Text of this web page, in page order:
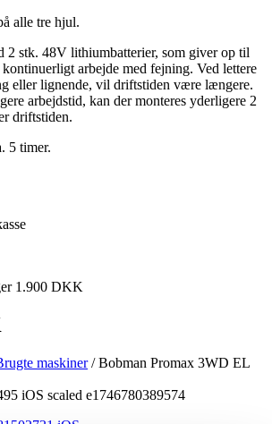
alle tre hjul.
2 stk. 48V lithiumbatterier, som giver op til
arbejde med fejning. Ved lettere
eller lignende, vil driftstiden være længere.
arbejdstid, kan der monteres yderligere 2
driftstiden.
5 timer.
1.900 DKK
maskiner/ Bobman Promax 3WD EL